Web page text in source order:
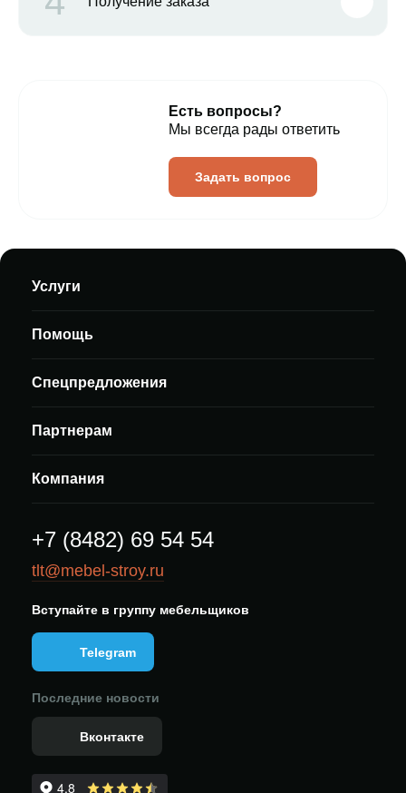
Есть вопросы?
Мы всегда рады ответить
Задать вопрос
Услуги
Помощь
Спецпредложения
Партнерам
Компания
+7 (8482) 69 54 54
tlt@mebel-stroy.ru
Вступайте в группу мебельщиков
Telegram
Последние новости
Вконтакте